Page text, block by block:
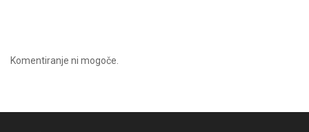
Komentiranje ni mogoče.